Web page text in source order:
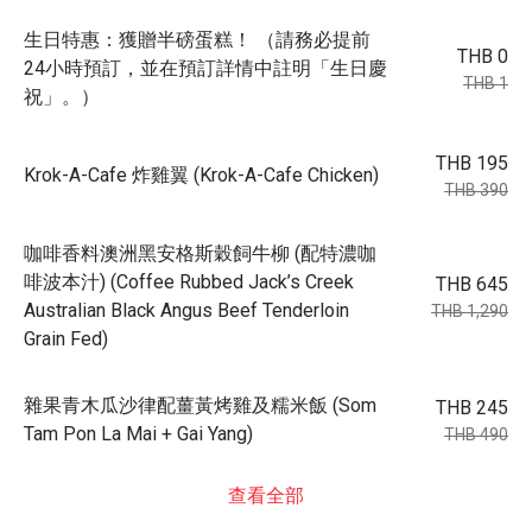
生日特惠：獲贈半磅蛋糕！ （請務必提前
24小時預訂，並在預訂詳情中註明「生日慶
祝」。）
THB 0
THB 1
Krok-A-Cafe 炸雞翼 (Krok-A-Cafe Chicken)
THB 195
THB 390
咖啡香料澳洲黑安格斯穀飼牛柳 (配特濃咖
啡波本汁) (Coffee Rubbed Jack’s Creek
Australian Black Angus Beef Tenderloin
Grain Fed)
THB 645
THB 1,290
雜果青木瓜沙律配薑黃烤雞及糯米飯 (Som
Tam Pon La Mai + Gai Yang)
THB 245
THB 490
查看全部